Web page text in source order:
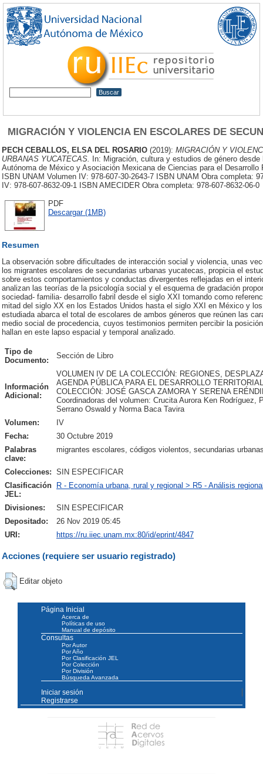
MIGRACIÓN Y VIOLENCIA EN ESCOLARES DE
PECH CEBALLOS, ELSA DEL ROSARIO (2019): MIGRACIÓN Y
URBANAS YUCATECAS.
In: Migración, cultura y estudios de género
Autónoma de México y Asociación Mexicana de Ciencias para el
ISBN UNAM Volumen IV: 978-607-30-2643-7 ISBN UNAM Obra completa:
IV: 978-607-8632-09-1 ISBN AMECIDER Obra completa: 978-607-8632-06-0
PDF
Descargar (1MB)
Resumen
La observación sobre dificultades de interacción social y violencia, unas
los migrantes escolares de secundarias urbanas yucatecas, propicia el
sobre estos comportamientos y conductas divergentes reflejadas en el
analizan las teorías de la psicología social y el esquema de gradación
sociedad- familia- desarrollo fabril desde el siglo XXI tomando como
mitad del siglo XX en los Estados Unidos hasta el siglo XXI en México y
estudiada abarca el total de escolares de ambos géneros que reúnen las
medio social de procedencia, cuyos testimonios permiten percibir la
hallan en este lapso espacial y temporal analizado.
Tipo de
Documento:
Sección de Libro
Información
Adicional:
VOLUMEN IV DE LA COLECCIÓN: REGIONES,
AGENDA PÚBLICA PARA EL DESARROLLO
COLECCIÓN: JOSÉ GASCA ZAMORA Y SERENA
Coordinadoras del volumen: Crucita Aurora Ken Rodríguez,
Serrano Oswald y Norma Baca Tavira
Volumen:
IV
Fecha:
30 Octubre 2019
Palabras
clave:
migrantes escolares, códigos violentos, secundarias
Colecciones: SIN ESPECIFICAR
Clasificación
JEL:
R - Economía urbana, rural y regional > R5 - Análisis
Divisiones:
SIN ESPECIFICAR
Depositado:
26 Nov 2019 05:45
URI:
https://ru.iiec.unam.mx:80/id/eprint/4847
Acciones (requiere ser usuario registrado)
Editar objeto
Página Inicial
Acerca de
Políticas de uso
Manual de depósito
Consultas
Por Autor
Por Año
Por Clasificación JEL
Por Colección
Por División
Búsqueda Avanzada
Iniciar sesión
Registrarse